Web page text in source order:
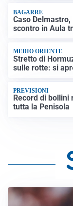
BAGARRE
Caso
scontro in Aula
MEDIO ORIENTE
Stretto di
sulle rotte: si
PREVISIONI
Record di
tutta la Penisola